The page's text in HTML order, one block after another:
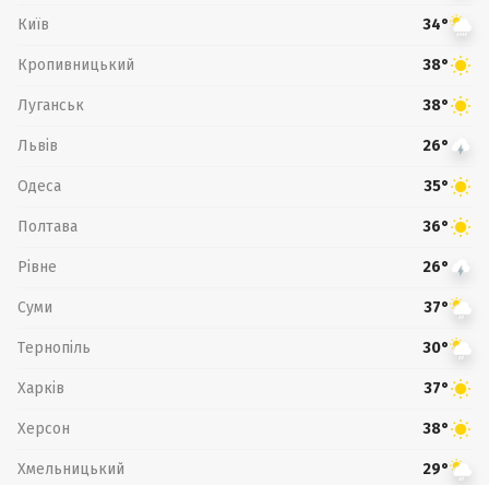
Київ 34°
Кропивницький 38°
Луганськ 38°
Львів 26°
Одеса 35°
Полтава 36°
Рівне 26°
Суми 37°
Тернопіль 30°
Харків 37°
Херсон 38°
Хмельницький 29°